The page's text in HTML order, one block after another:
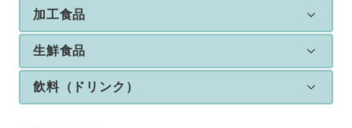
加工食品
生鮮食品
飲料（ドリンク）